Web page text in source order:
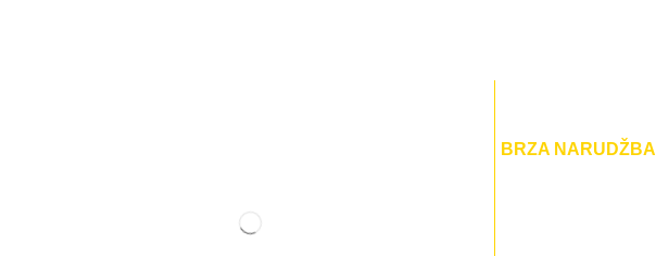
BRZA NARUDŽBA